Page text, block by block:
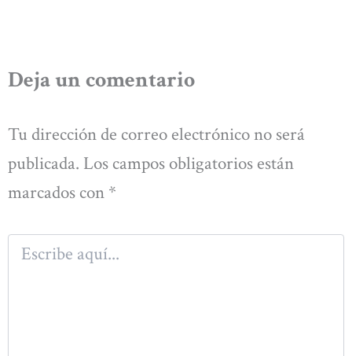
Deja un comentario
Tu dirección de correo electrónico no será
publicada. Los campos obligatorios están
marcados con *
aquí...